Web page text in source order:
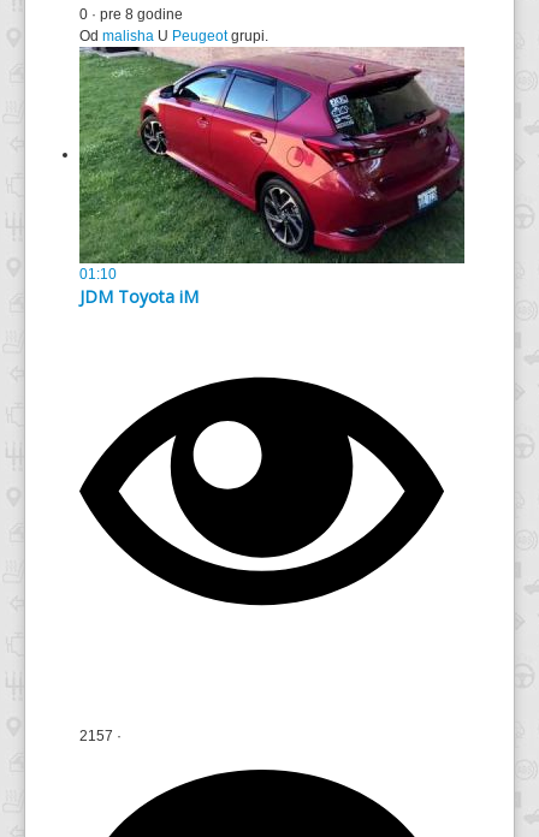
0 · pre 8 godine
Od malisha U Peugeotgrupi.
01:10
JDM Toyota iM
2157 ·